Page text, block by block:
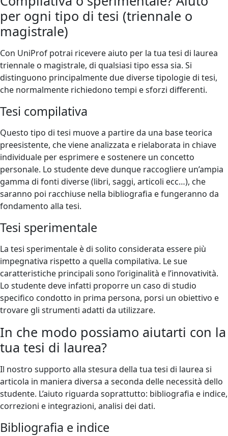
per ogni tipo di tesi (triennale o
magistrale)
Con UniProf potrai ricevere aiuto per la tua tesi di laurea
triennale o magistrale, di qualsiasi tipo essa sia. Si
distinguono principalmente due diverse tipologie di tesi,
che normalmente richiedono tempi e sforzi differenti.
Tesi compilativa
Questo tipo di tesi muove a partire da una base teorica
preesistente, che viene analizzata e rielaborata in chiave
individuale per esprimere e sostenere un concetto
personale. Lo studente deve dunque raccogliere un’ampia
gamma di fonti diverse (libri, saggi, articoli ecc…), che
saranno poi racchiuse nella bibliografia e fungeranno da
fondamento alla tesi.
Tesi sperimentale
La tesi sperimentale è di solito considerata essere più
impegnativa rispetto a quella compilativa. Le sue
caratteristiche principali sono l’originalità e l’innovatività.
Lo studente deve infatti proporre un caso di studio
specifico condotto in prima persona, porsi un obiettivo e
trovare gli strumenti adatti da utilizzare.
In che modo possiamo aiutarti con la
tua tesi di laurea?
Il nostro supporto alla stesura della tua tesi di laurea si
articola in maniera diversa a seconda delle necessità dello
studente. L’aiuto riguarda soprattutto: bibliografia e indice,
correzioni e integrazioni, analisi dei dati.
Bibliografia e indice